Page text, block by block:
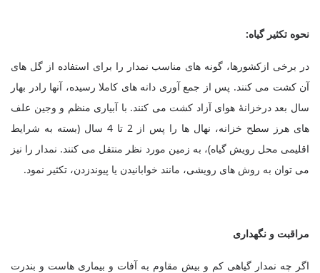
نحوه تکثیر گیاه:
در برخی ازکشورها، گونه های مناسب نمدار را برای استفاده از گل های
آن کشت می کنند. پس از جمع آوری دانه های کاملا رسیده، آنها رادر بهار
سال بعد درخزانۀ هوای آزاد کشت می کنند. با آبیاری منظم و وجین علف
های هرز سطح خزانه، نهال ها را پس از 2 تا 4 سال (بسته به شرایط
اقلیمی محل رویش گیاه)، به زمین مورد نظر منتقل می کنند. نمدار را نیز
می توان به روش های رویشی، مانند خوابانیدن یا پیوندزدن، تکثیر نمود.
مراقبت و نگهداری
اگر چه نمدار گیاهی کم و بیش مقاوم به آفات و بیماری هاست و بندرت